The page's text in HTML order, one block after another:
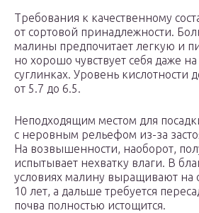
Требования к качественному
от сортовой принадлежности.
малины предпочитает легкую и
но хорошо чувствует себя даже
суглинках. Уровень кислотности
от 5.7 до 6.5.
Неподходящим местом для
с неровным рельефом из-за
На возвышенности, наоборот,
испытывает нехватку влаги. В
условиях малину выращивают на
10 лет, а дальше требуется
почва полностью истощится.